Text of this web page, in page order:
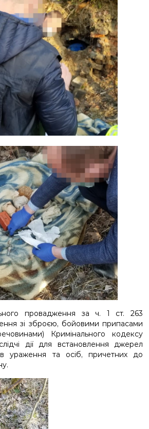
провадження за ч. 1 ст. 263
зі зброєю, бойовими припасами
Кримінального кодексу
дії для встановлення джерел
ураження та осіб, причетних до